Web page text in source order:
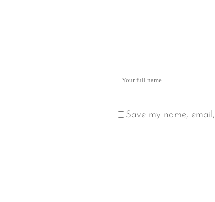
Save my name,